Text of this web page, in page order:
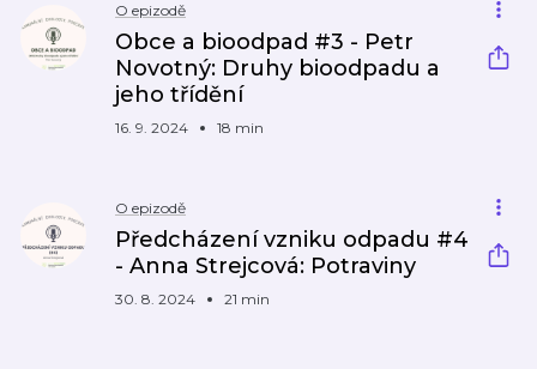
O epizodě
Obce a bioodpad #3 - Petr
Novotný: Druhy bioodpadu a
jeho třídění
16. 9. 2024 18 min
O epizodě
Předcházení vzniku odpadu #4
- Anna Strejcová: Potraviny
30. 8. 2024 21 min